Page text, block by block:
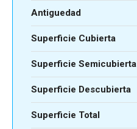
Superficie Total
Antiguedad
Superficie Cubierta
Superficie Descubierta
Superficie Semicubierta